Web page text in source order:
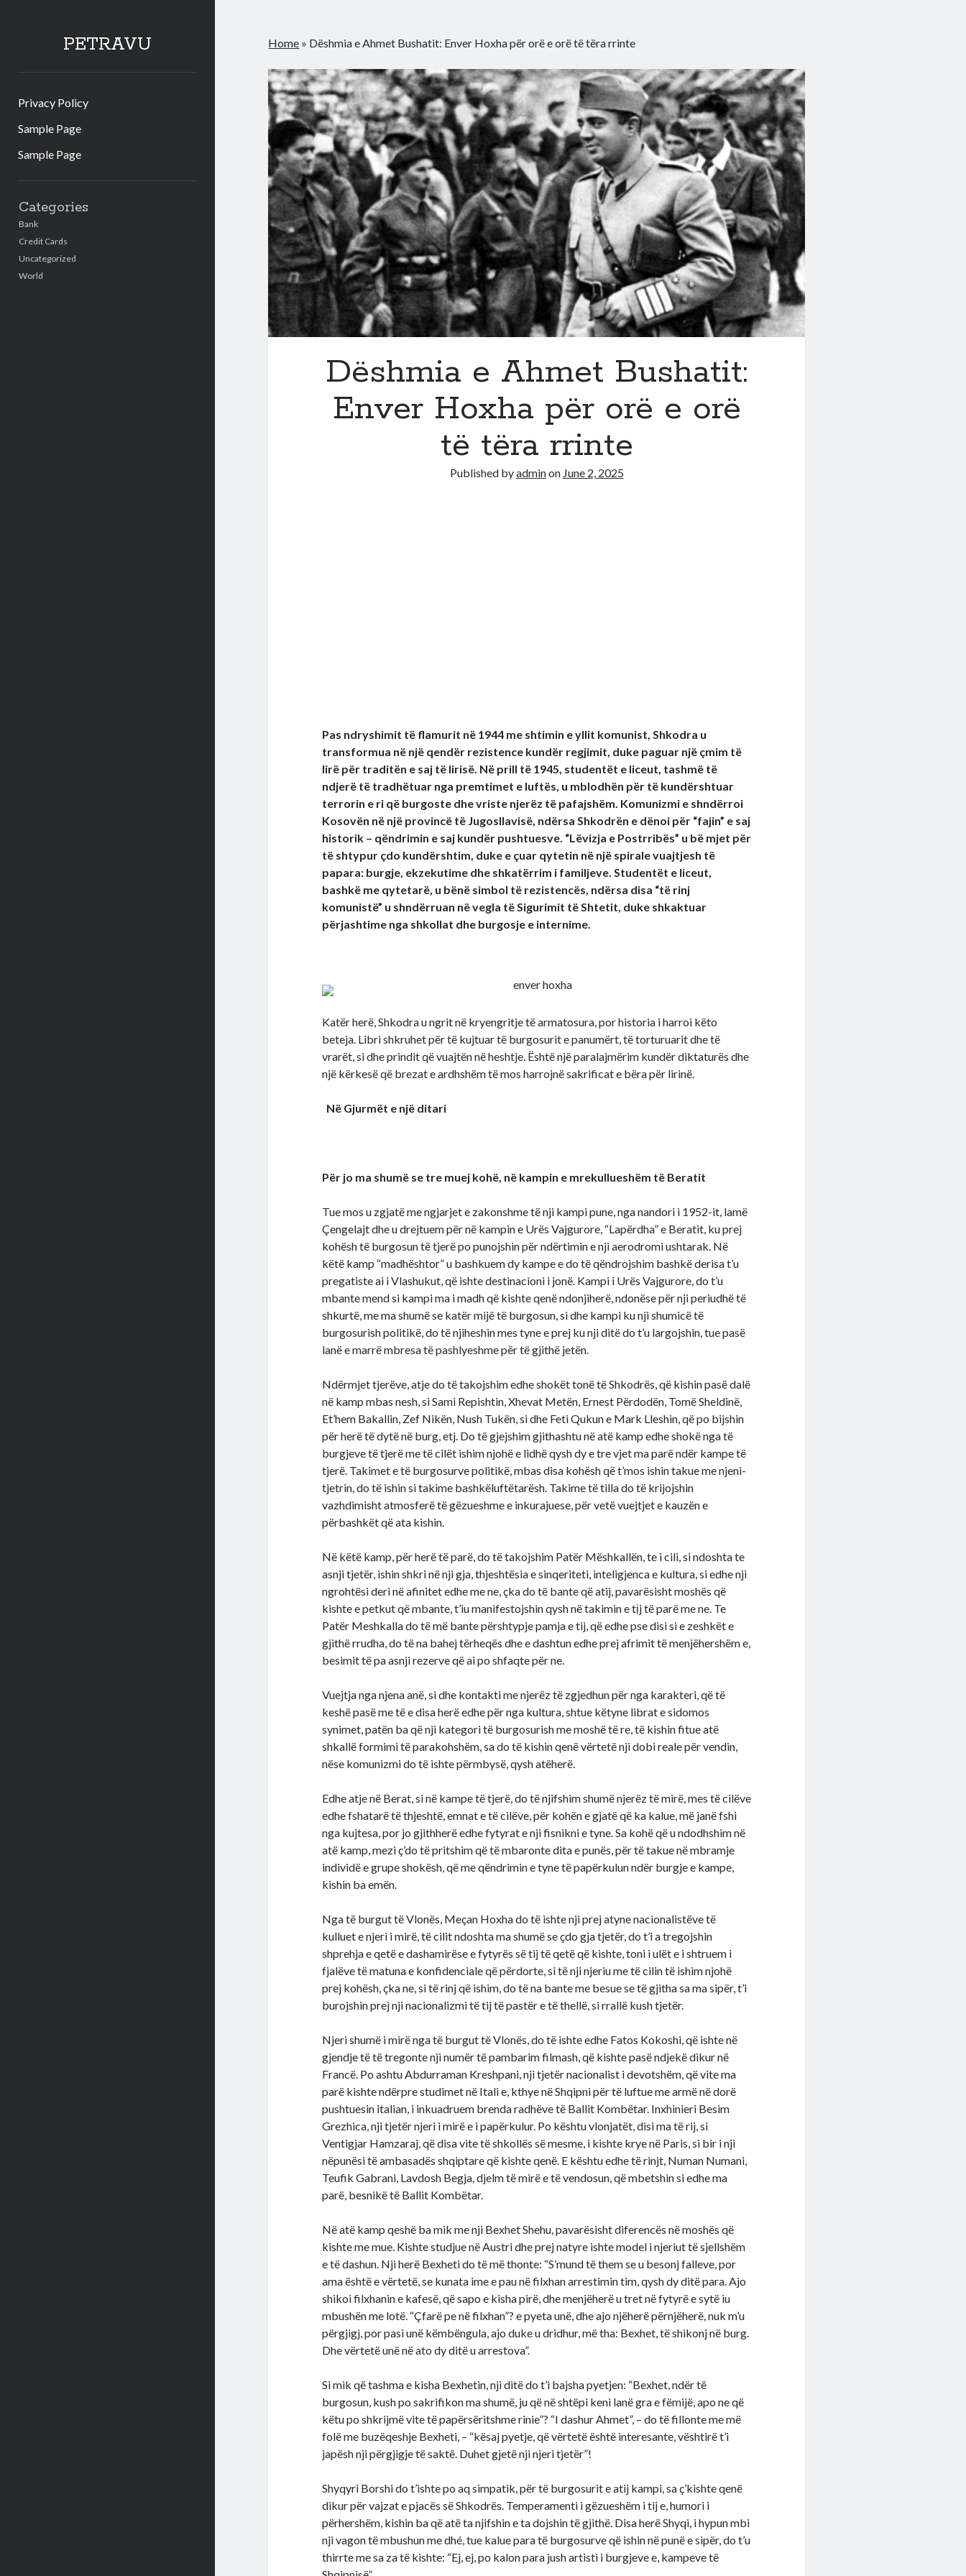
PETRAVU
Privacy Policy
Sample Page
Sample Page
Categories
Bank
Credit Cards
Uncategorized
World
Home » Dëshmia e Ahmet Bushatit: Enver Hoxha për orë e orë të tëra rrinte
Dëshmia e Ahmet Bushatit:
Enver Hoxha për orë e orë
të tëra rrinte
Published byadminon June 2, 2025
Pas ndryshimit të flamurit në 1944 me shtimin e yllit komunist, Shkodra u
transformua në një qendër rezistence kundër regjimit, duke paguar një çmim të
lirë për traditën e saj të lirisë. Në prill të 1945, studentët e liceut, tashmë të
ndjerë të tradhëtuar nga premtimet e luftës, u mblodhën për të kundërshtuar
terrorin e ri që burgoste dhe vriste njerëz të pafajshëm. Komunizmi e shndërroi
Kosovën në një provincë të Jugosllavisë, ndërsa Shkodrën e dënoi për “fajin” e saj
historik – qëndrimin e saj kundër pushtuesve. “Lëvizja e Postrribës” u bë mjet për
të shtypur çdo kundërshtim, duke e çuar qytetin në një spirale vuajtjesh të
papara: burgje, ekzekutime dhe shkatërrim i familjeve. Studentët e liceut,
bashkë me qytetarë, u bënë simbol të rezistencës, ndërsa disa “të rinj
komunistë” u shndërruan në vegla të Sigurimit të Shtetit, duke shkaktuar
përjashtime nga shkollat dhe burgosje e internime.
Katër herë, Shkodra u ngrit në kryengritje të armatosura, por historia i harroi këto
beteja. Libri shkruhet për të kujtuar të burgosurit e panumërt, të torturuarit dhe të
vrarët, si dhe prindit që vuajtën në heshtje. Është një paralajmërim kundër diktaturës dhe
një kërkesë që brezat e ardhshëm të mos harrojnë sakrificat e bëra për lirinë.
Në Gjurmët e një ditari
Për jo ma shumë se tre muej kohë, në kampin e mrekullueshëm të Beratit
Tue mos u zgjatë me ngjarjet e zakonshme të nji kampi pune, nga nandori i 1952-it, lamë
Çengelajt dhe u drejtuem për në kampin e Urës Vajgurore, “Lapërdha” e Beratit, ku prej
kohësh të burgosun të tjerë po punojshin për ndërtimin e nji aerodromi ushtarak. Në
këtë kamp “madhështor” u bashkuem dy kampe e do të qëndrojshim bashkë derisa t’u
pregatiste ai i Vlashukut, që ishte destinacioni i jonë. Kampi i Urës Vajgurore, do t’u
mbante mend si kampi ma i madh që kishte qenë ndonjiherë, ndonëse për nji periudhë të
shkurtë, me ma shumë se katër mijë të burgosun, si dhe kampi ku nji shumicë të
burgosurish politikë, do të njiheshin mes tyne e prej ku nji ditë do t’u largojshin, tue pasë
lanë e marrë mbresa të pashlyeshme për të gjithë jetën.
Ndërmjet tjerëve, atje do të takojshim edhe shokët tonë të Shkodrës, që kishin pasë dalë
në kamp mbas nesh, si Sami Repishtin, Xhevat Metën, Ernest Përdodën, Tomë Sheldinë,
Et’hem Bakallin, Zef Nikën, Nush Tukën, si dhe Feti Qukun e Mark Lleshin, që po bijshin
për herë të dytë në burg, etj. Do të gjejshim gjithashtu në atë kamp edhe shokë nga të
burgjeve të tjerë me të cilët ishim njohë e lidhë qysh dy e tre vjet ma parë ndër kampe të
tjerë. Takimet e të burgosurve politikë, mbas disa kohësh që t’mos ishin takue me njeni-
tjetrin, do të ishin si takime bashkëluftëtarësh. Takime të tilla do të krijojshin
vazhdimisht atmosferë të gëzueshme e inkurajuese, për vetë vuejtjet e kauzën e
përbashkët që ata kishin.
Në këtë kamp, për herë të parë, do të takojshim Patër Mëshkallën, te i cili, si ndoshta te
asnji tjetër, ishin shkri në nji gja, thjeshtësia e sinqeriteti, inteligjenca e kultura, si edhe nji
ngrohtësi deri në afinitet edhe me ne, çka do të bante që atij, pavarësisht moshës që
kishte e petkut që mbante, t’iu manifestojshin qysh në takimin e tịj të parë me ne. Te
Patër Meshkalla do të më bante përshtypje pamja e tij, që edhe pse disi si e zeshkët e
gjithë rrudha, do të na bahej tërheqës dhe e dashtun edhe prej afrimit të menjëhershëm e,
besimit të pa asnji rezerve që ai po shfaqte për ne.
Vuejtja nga njena anë, si dhe kontakti me njerëz të zgjedhun për nga karakteri, që të
keshë pasë me të e disa herë edhe për nga kultura, shtue këtyne librat e sidomos
synimet, patën ba që nji kategori të burgosurish me moshë të re, të kishin fitue atë
shkallë formimi të parakohshëm, sa do të kishin qenë vërtetë nji dobi reale për vendin,
nëse komunizmi do të ishte përmbysë, qysh atëherë.
Edhe atje në Berat, si në kampe të tjerë, do të njifshim shumë njerëz të mirë, mes të cilëve
edhe fshatarë të thjeshtë, emnat e të cilëve, për kohën e gjatë që ka kalue, më janë fshi
nga kujtesa, por jo gjithherë edhe fytyrat e nji fisnikni e tyne. Sa kohë që u ndodhshim në
atë kamp, mezi ç’do të pritshim që të mbaronte dita e punës, për të takue në mbramje
individë e grupe shokësh, që me qëndrimin e tyne të papërkulun ndër burgje e kampe,
kishin ba emën.
Nga të burgut të Vlonës, Meçan Hoxha do të ishte nji prej atyne nacionalistëve të
kulluet e njeri i mirë, të cilit ndoshta ma shumë se çdo gja tjetër, do t’i a tregojshin
shprehja e qetë e dashamirëse e fytyrës së tij të qetë që kishte, toni i ulët e i shtruem i
fjalëve të matuna e konfidenciale që përdorte, si të nji njeriu me të cilin të ishim njohë
prej kohësh, çka ne, si të rinj që ishim, do të na bante me besue se të gjitha sa ma sipër, t’i
burojshin prej nji nacionalizmi të tij të pastër e të thellë, si rrallë kush tjetër.
Njeri shumë i mirë nga të burgut të Vlonës, do të ishte edhe Fatos Kokoshi, që ishte në
gjendje të të tregonte nji numër të pambarim filmash, që kishte pasë ndjekë dikur në
Francë. Po ashtu Abdurraman Kreshpani, nji tjetër nacionalist i devotshëm, që vite ma
parë kishte ndërpre studimet në Itali e, kthye në Shqipni për të luftue me armë në dorë
pushtuesin italian, i inkuadruem brenda radhëve të Ballit Kombëtar. Inxhinieri Besim
Grezhica, nji tjetër njeri i mirë e i papërkulur. Po kështu vlonjatët, disi ma të rij, si
Ventigjar Hamzaraj, që disa vite të shkollës së mesme, i kishte krye në Paris, si bir i nji
nëpunësi të ambasadës shqiptare që kishte qenë. E kështu edhe të rinjt, Numan Numani,
Teufik Gabrani, Lavdosh Begja, djelm të mirë e të vendosun, që mbetshin si edhe ma
parë, besnikë të Ballit Kombëtar.
Në atë kamp qeshë ba mik me nji Bexhet Shehu, pavarësisht diferencës në moshës që
kishte me mue. Kishte studjue në Austri dhe prej natyre ishte model i njeriut të sjellshëm
e të dashun. Nji herë Bexheti do të më thonte: “S’mund të them se u besonj falleve, por
ama është e vërtetë, se kunata ime e pau në filxhan arrestimin tim, qysh dy ditë para. Ajo
shikoi filxhanin e kafesë, që sapo e kisha pirë, dhe menjëherë u tret në fytyrë e sytë iu
mbushën me lotë. “Çfarë pe në filxhan”? e pyeta unë, dhe ajo njëherë përnjëherë, nuk m’u
përgjigj, por pasi unë këmbëngula, ajo duke u dridhur, më tha: Bexhet, të shikonj në burg.
Dhe vërtetë unë në ato dy ditë u arrestova”.
Si mik që tashma e kisha Bexhetin, nji ditë do t’i bajsha pyetjen: “Bexhet, ndër të
burgosun, kush po sakrifikon ma shumë, ju që në shtëpi keni lanë gra e fëmijë, apo ne që
këtu po shkrijmë vite të papërsëritshme rinie”? “I dashur Ahmet”, – do të fillonte me më
folë me buzëqeshje Bexheti, – “kësaj pyetje, që vërtetë është interesante, vështirë t’i
japësh nji përgjigje të saktë. Duhet gjetë nji njeri tjetër”!
Shyqyri Borshi do t’ishte po aq simpatik, për të burgosurit e atij kampi, sa ç’kishte qenë
dikur për vajzat e pjacës së Shkodrës. Temperamenti i gëzueshëm i tij e, humori i
përhershëm, kishin ba që atë ta njifshin e ta dojshin të gjithë. Disa herë Shyqi, i hypun mbi
nji vagon të mbushun me dhé, tue kalue para të burgosurve që ishin në punë e sipër, do t’u
thirrte me sa za të kishte: “Ej, ej, po kalon para jush artisti i burgjeve e, kampeve të